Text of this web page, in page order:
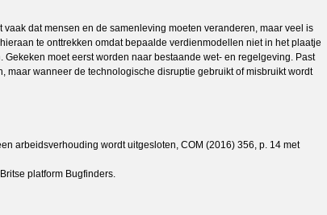
dat mensen en de samenleving moeten veranderen, maar veel is
te onttrekken omdat bepaalde verdienmodellen niet in het plaatje
moet eerst worden naar bestaande wet- en regelgeving. Past
wanneer de technologische disruptie gebruikt of misbruikt wordt
arbeidsverhouding wordt uitgesloten, COM (2016) 356, p. 14 met
platform Bugfinders.